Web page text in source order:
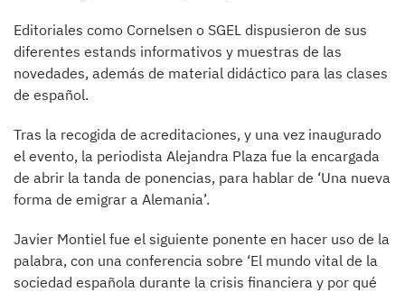
Editoriales como Cornelsen o SGEL dispusieron de sus
diferentes estands informativos y muestras de las
novedades, además de material didáctico para las clases
de español.
Tras la recogida de acreditaciones, y una vez inaugurado
el evento, la periodista Alejandra Plaza fue la encargada
de abrir la tanda de ponencias, para hablar de ‘Una nueva
forma de emigrar a Alemania’.
Javier Montiel fue el siguiente ponente en hacer uso de la
palabra, con una conferencia sobre ‘El mundo vital de la
sociedad española durante la crisis financiera y por qué